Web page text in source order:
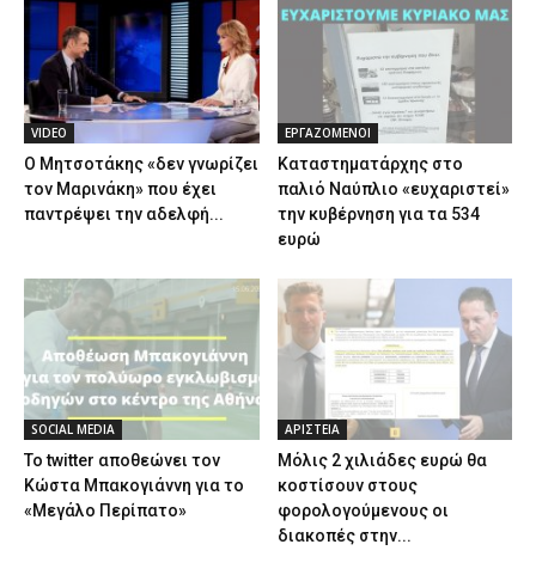
VIDEO
Ο Μητσοτάκης «δεν γνωρίζει
τον Μαρινάκη» που έχει
παντρέψει την αδελφή...
ΕΡΓΑΖΟΜΕΝΟΙ
Καταστηματάρχης στο
παλιό Ναύπλιο «ευχαριστεί»
την κυβέρνηση για τα 534
ευρώ
SOCIAL MEDIA
Το twitter αποθεώνει τον
Κώστα Μπακογιάννη για το
«Μεγάλο Περίπατο»
ΑΡΙΣΤΕΙΑ
Μόλις 2 χιλιάδες ευρώ θα
κοστίσουν στους
φορολογούμενους οι
διακοπές στην...